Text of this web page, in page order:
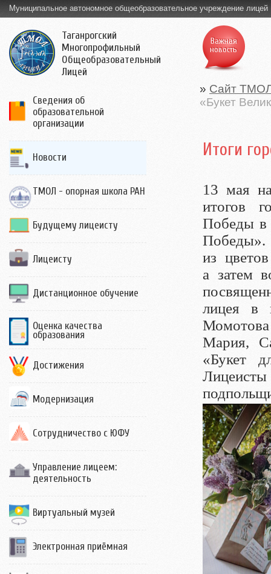
Муниципальное автономное общеобразовательное учреждение
Таганрогский
Многопрофильный
Общеобразовательный
Лицей
Сведения об
образовательной
организации
Новости
ТМОЛ - опорная школа РАН
Будущему лицеисту
Лицеисту
Дистанционное обучение
Оценка качества
образования
Достижения
Модернизация
Сотрудничество с ЮФУ
Управление лицеем:
деятельность
Виртуальный музей
Электронная приёмная
Важная
новость
» Сайт
«Букет
Итоги
13 мая
итогов
Победы в
Победы».
из цветов
а затем
лицея в
Мария,
«Букет